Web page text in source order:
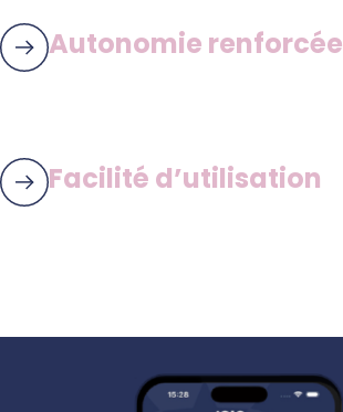
Autonomie renforcée
Facilité d’utilisation